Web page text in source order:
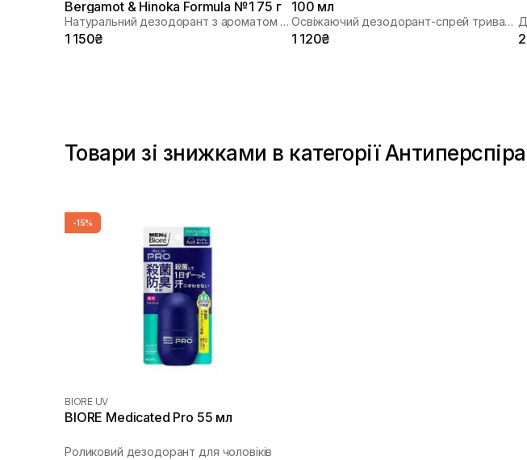
Bergamot & Hinoka Formula №1 75 г
Натуральний дезодорант з ароматом бергамота і хіноки
1 150₴
100 мл
Освіжаючий дезодорант-спрей тривалої дії
1 120₴
Товари зі знижками в категорії
-15%
BIORE UV
BIORE Medicated Pro 55 мл
Роликовий дезодорант для чоловіків